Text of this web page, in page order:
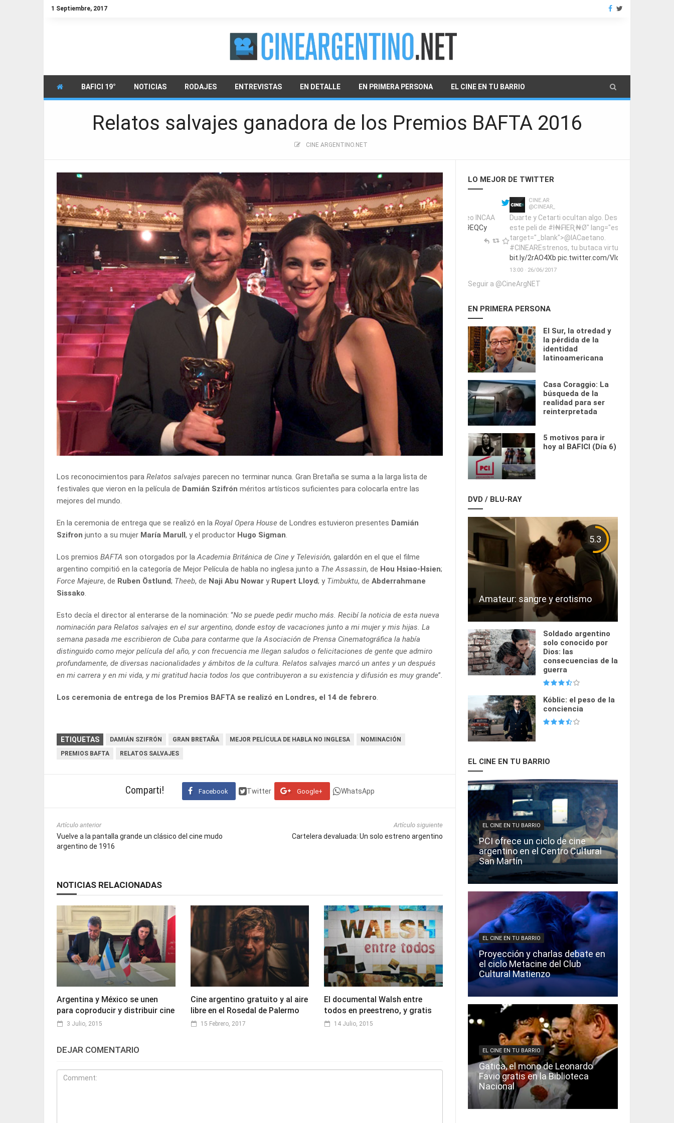
1 Septiembre, 2017
BAFICI 19° NOTICIAS RODAJES ENTREVISTAS EN DETALLE EN PRIMERA PERSONA EL CINE EN TU BARRIO
Relatos salvajes ganadora de los Premios BAFTA 2016
CINE ARGENTINO.NET
Los reconocimientos para Relatos salvajes parecen no terminar nunca. Gran Bretaña se suma a la larga lista de
festivales que vieron en la película de Damián Szifrón méritos artísticos suficientes para colocarla entre las
mejores del mundo.
En la ceremonia de entrega que se realizó en la Royal Opera House de Londres estuvieron presentes Damián
Szifron junto a su mujer María Marull, y el productor Hugo Sigman.
Los premios BAFTA son otorgados por laAcademia Británica de Cine y Televisión, galardón en el que el filme
argentino compitió en la categoría de Mejor Película de habla no inglesa junto a The Assassin, de Hou Hsiao-Hsien;
Force Majeure, de Ruben Östlund; Theeb, de Naji Abu Nowar y Rupert Lloyd; y Timbuktu, de Abderrahmane
Sissako.
Esto decía el director al enterarse de la nominación: “No se puede pedir mucho más. Recibí la noticia de esta nueva
nominación para Relatos salvajes en el sur argentino, donde estoy de vacaciones junto a mi mujer y mis hijas. La
semana pasada me escribieron de Cuba para contarme que la Asociación de Prensa Cinematográfica la había
distinguido como mejor película del año, y con frecuencia me llegan saludos o felicitaciones de gente que admiro
profundamente, de diversas nacionalidades y ámbitos de la cultura. Relatos salvajes marcó un antes y un después
en mi carrera y en mi vida, y mi gratitud hacia todos los que contribuyeron a su existencia y difusión es muy grande”.
Los ceremonia de entrega de los Premios BAFTA se realizó en Londres, el 14 de febrero.
ETIQUETAS DAMIÁN SZIFRÓN GRAN BRETAÑA MEJOR PELÍCULA DE HABLA NO INGLESA
NOMINACIÓN
PREMIOS BAFTA
RELATOS SALVAJES
Comparti! Facebook Twitter Google+ WhatsApp
Artículo anterior
Vuelve a la pantalla grande un clásico del cine mudo
argentino de 1916
Artículo siguiente
Cartelera devaluada: Un solo estreno argentino
NOTICIAS RELACIONADAS
Argentina y México se unen
para coproducir y distribuir cine
3 Julio, 2015
Cine argentino gratuito y al aire
libre en el Rosedal de Palermo
15 Febrero, 2017
El documental Walsh entre
todos en preestreno, y gratis
14 Julio, 2015
DEJAR COMENTARIO
LO MEJOR DE TWITTER
Sorteos INCAA
@SorteosINCAA
Estos son los ganadores del Sorteo INCAA
realizado en Cine.ar... fb.me/1p7z9EQCy
12:56 · 26/06/2017
Seguir a @CineArgNET
EN PRIMERA PERSONA
El Sur, la otredad y
la pérdida de la
identidad
latinoamericana
Casa Coraggio: La
búsqueda de la
realidad para ser
reinterpretada
5 motivos para ir
hoy al BAFICI (Día 6)
DVD / BLU-RAY
5.3
Amateur: sangre y erotismo
Soldado argentino
solo conocido por
Dios: las
consecuencias de la
guerra
Kóblic: el peso de la
conciencia
EL CINE EN TU BARRIO
EL CINE EN TU BARRIO
PCI ofrece un ciclo de cine
argentino en el Centro Cultural
San Martín
EL CINE EN TU BARRIO
Proyección y charlas debate en
el ciclo Metacine del Club
Cultural Matienzo
EL CINE EN TU BARRIO
Gatica, el mono de Leonardo
Favio gratis en la Biblioteca
Nacional